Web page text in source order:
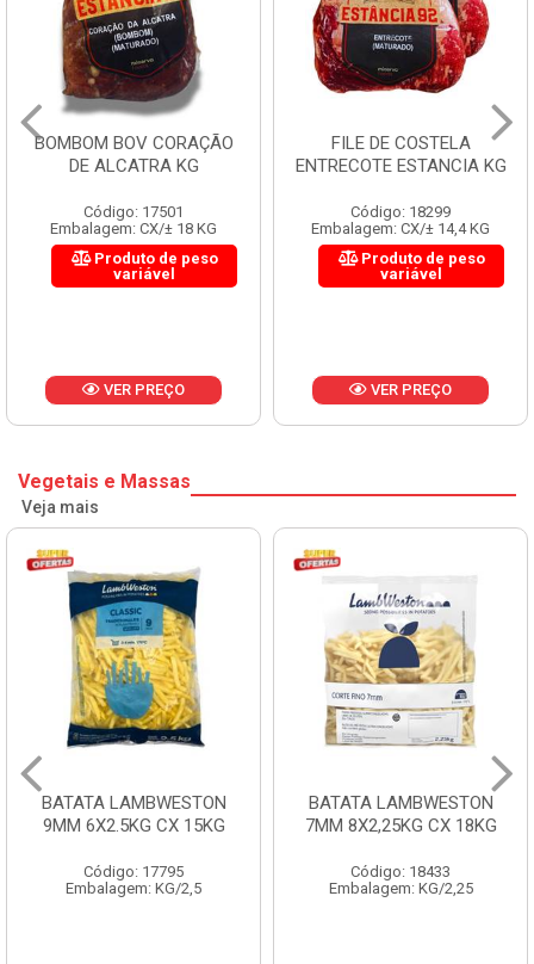
BOMBOM BOV CORAÇÃO
DE ALCATRA KG
Código: 17501
Embalagem: CX/± 18 KG
Produto de peso
variável
VER PREÇO
FILE DE COSTELA
ENTRECOTE ESTANCIA KG
Código: 18299
Embalagem: CX/± 14,4 KG
Produto de peso
variável
VER PREÇO
Vegetais e Massas
Veja mais
BATATA LAMBWESTON
9MM 6X2.5KG CX 15KG
Código: 17795
Embalagem: KG/2,5
BATATA LAMBWESTON
7MM 8X2,25KG CX 18KG
Código: 18433
Embalagem: KG/2,25